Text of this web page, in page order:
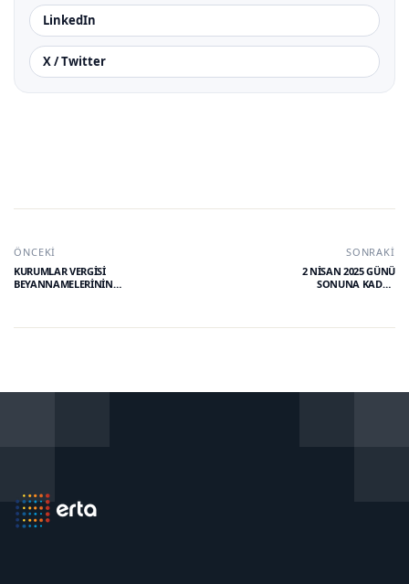
LinkedIn
X / Twitter
ÖNCEKI
KURUMLAR VERGİSİ
BEYANNAMELERİNİN
SONRAKI
2 NİSAN 2025 GÜNÜ
SONUNA KADAR